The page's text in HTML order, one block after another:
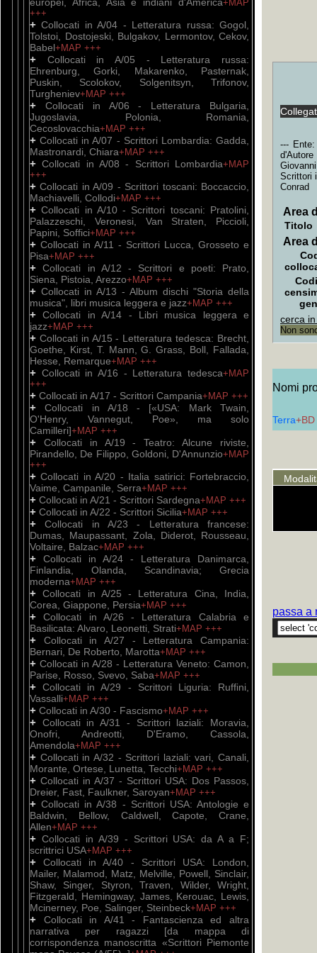
+MAP
+++
+Collocati in A/04 - Letteratura russa: Gogol,
Tolstoi, Dostojeski, Bulgakov, Lermontov, Cekov,
Babel+MAP +++
+ Collocati in A/05 - Letteratura russa:
Ehrenburg, Gorki, Makarenko, Pasternak,
Puskin, Scolokov, Solgenitsyn, Trifonov,
Turgheniev+MAP +++
+ Collocati in A/06 - Letteratura Bulgaria,
Jugoslavia, Polonia, Romania,
Cecoslovacchia+MAP +++
+Collocati in A/07 - Scrittori Lombardia: Gadda,
Mastronardi, Chiara+MAP +++
+Collocati in A/08 - Scrittori Lombardia+MAP
+++
+Collocati in A/09 - Scrittori toscani: Boccaccio,
Machiavelli, Collodi+MAP +++
+Collocati in A/10 - Scrittori toscani: Pratolini,
Palazzeschi, Veronesi, Van Straten, Piccioli,
Papini, Soffici+MAP +++
+ Collocati in A/11 - Scrittori Lucca, Grosseto e
Pisa+MAP +++
+Collocati in A/12 - Scrittori e poeti: Prato,
Siena, Pistoia, Arezzo+MAP +++
+ Collocati in A/13 - Album dischi "Storia della
musica", libri musica leggera e jazz+MAP +++
+Collocati in A/14 - Libri musica leggera e
jazz+MAP +++
+ Collocati in A/15 - Letteratura tedesca: Brecht,
Goethe, Kirst, T. Mann, G. Grass, Boll, Fallada,
Hesse, Remarque+MAP +++
+ Collocati in A/16 - Letteratura tedesca+MAP
+++
+ Collocati in A/17 - Scrittori Campania+MAP +++
+Collocati in A/18 - [«USA: Mark Twain,
O'Henry, Vannegut, Poe», ma solo
Camilleri]+MAP +++
+ Collocati in A/19 - Teatro: Alcune riviste,
Pirandello, De Filippo, Goldoni, D'Annunzio+MAP
+++
+Collocati in A/20 - Italia satirici: Fortebraccio,
Vaime, Campanile, Serra+MAP +++
+ Collocati in A/21 - Scrittori Sardegna+MAP +++
+ Collocati in A/22 - Scrittori Sicilia+MAP +++
+Collocati in A/23 - Letteratura francese:
Dumas, Maupassant, Zola, Diderot, Rousseau,
Voltaire, Balzac+MAP +++
+ Collocati in A/24 - Letteratura Danimarca,
Finlandia, Olanda, Scandinavia; Grecia
moderna+MAP +++
+Collocati in A/25 - Letteratura Cina, India,
Corea, Giappone, Persia+MAP +++
+Collocati in A/26 - Letteratura Calabria e
Basilicata: Alvaro, Leonetti, Strati+MAP +++
+ Collocati in A/27 - Letteratura Campania:
Bernari, De Roberto, Marotta+MAP +++
+ Collocati in A/28 - Letteratura Veneto: Camon,
Parise, Rosso, Svevo, Saba+MAP +++
+Collocati in A/29 - Scrittori Liguria: Ruffini,
Vassalli+MAP +++
+ Collocati in A/30 - Fascismo+MAP +++
+ Collocati in A/31 - Scrittori laziali: Moravia,
Onofri, Andreotti, D'Eramo, Cassola,
Amendola+MAP +++
+ Collocati in A/32 - Scrittori laziali: vari, Canali,
Morante, Ortese, Lunetta, Tecchi+MAP +++
+ Collocati in A/37 - Scrittori USA: Dos Passos,
Dreier, Fast, Faulkner, Saroyan+MAP +++
+Collocati in A/38 - Scrittori USA: Antologie e
Baldwin, Bellow, Caldwell, Capote, Crane,
Allen+MAP +++
+ Collocati in A/39 - Scrittori USA: da A a F;
scrittrici USA+MAP +++
+Collocati in A/40 - Scrittori USA: London,
Mailer, Malamod, Matz, Melville, Powell, Sinclair,
Shaw, Singer, Styron, Traven, Wilder, Wright,
Fitzgerald, Hemingway, James, Kerouac, Lewis,
Mcinerney, Poe, Salinger, Steinbeck+MAP +++
+ Collocati in A/41 - Fantascienza ed altra
narrativa per ragazzi [da mappa di
corrispondenza manoscritta «Scrittori Piemonte
---
Scrittori
Conrad
Area
Titolo
Area
cerca
Non
Nomi
Terra+BD
passa a